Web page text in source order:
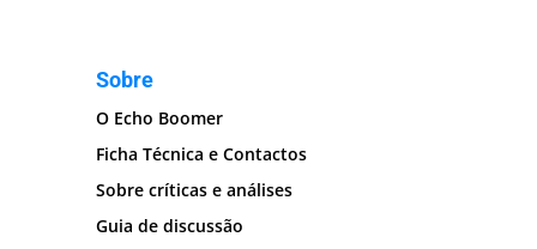
Sobre
O Echo Boomer
Ficha Técnica e Contactos
Sobre críticas e análises
Guia de discussão